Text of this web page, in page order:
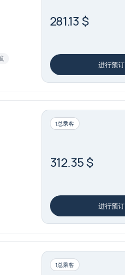
281.13 $
进行预订
1总乘客
312.35 $
进行预订
1总乘客